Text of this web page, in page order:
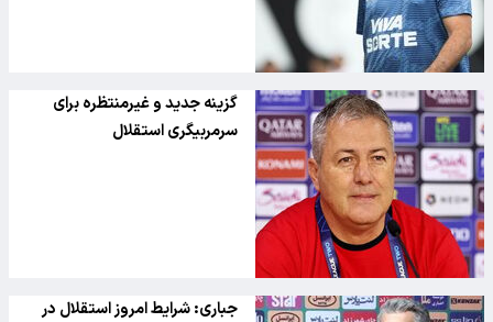
گزینه جدید و غیرمنتظره برای
سرمربیگری استقلال
جباری: شرایط امروز استقلال در